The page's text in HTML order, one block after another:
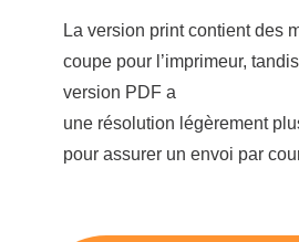
La version print contient des
coupe pour l’imprimeur,
version PDF a
une résolution légèrement
pour assurer un envoi par